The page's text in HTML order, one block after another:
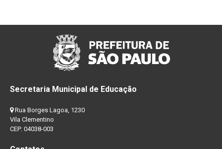
Secretaria Municipal de Educação
Rua Borges Lagoa, 1230
Vila Clementino
CEP: 04038-003